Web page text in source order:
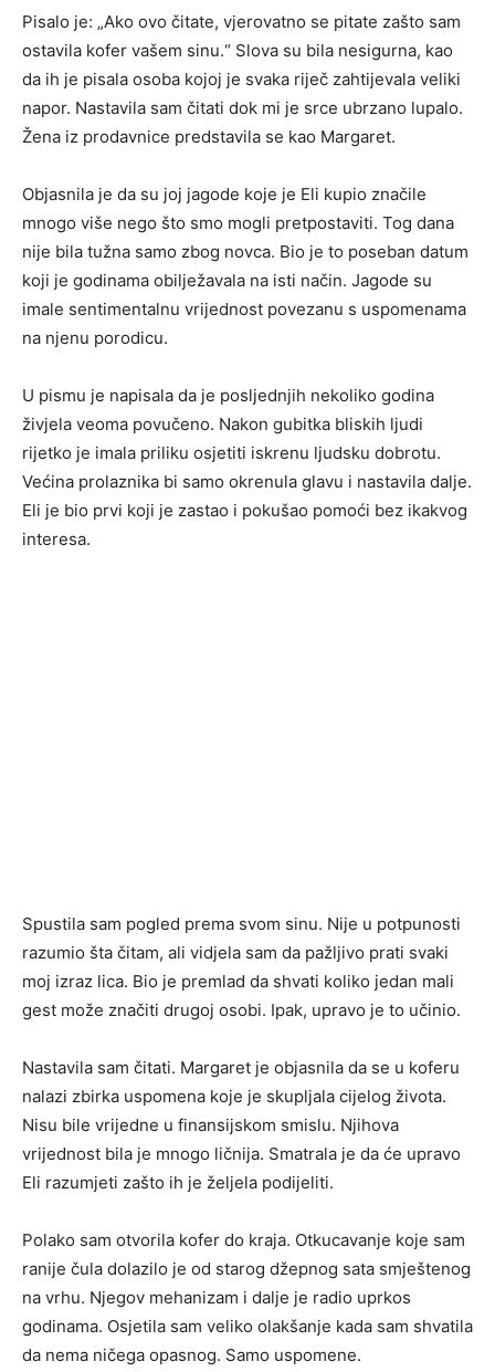
Pisalo je: „Ako ovo čitate, vjerovatno se pitate zašto sam
ostavila kofer vašem sinu.“ Slova su bila nesigurna, kao
da ih je pisala osoba kojoj je svaka riječ zahtijevala veliki
napor. Nastavila sam čitati dok mi je srce ubrzano lupalo.
Žena iz prodavnice predstavila se kao Margaret.
Objasnila je da su joj jagode koje je Eli kupio značile
mnogo više nego što smo mogli pretpostaviti. Tog dana
nije bila tužna samo zbog novca. Bio je to poseban datum
koji je godinama obilježavala na isti način. Jagode su
imale sentimentalnu vrijednost povezanu s uspomenama
na njenu porodicu.
U pismu je napisala da je posljednjih nekoliko godina
živjela veoma povučeno. Nakon gubitka bliskih ljudi
rijetko je imala priliku osjetiti iskrenu ljudsku dobrotu.
Većina prolaznika bi samo okrenula glavu i nastavila dalje.
Eli je bio prvi koji je zastao i pokušao pomoći bez ikakvog
interesa.
Spustila sam pogled prema svom sinu. Nije u potpunosti
razumio šta čitam, ali vidjela sam da pažljivo prati svaki
moj izraz lica. Bio je premlad da shvati koliko jedan mali
gest može značiti drugoj osobi. Ipak, upravo je to učinio.
Nastavila sam čitati. Margaret je objasnila da se u koferu
nalazi zbirka uspomena koje je skupljala cijelog života.
Nisu bile vrijedne u finansijskom smislu. Njihova
vrijednost bila je mnogo ličnija. Smatrala je da će upravo
Eli razumjeti zašto ih je željela podijeliti.
Polako sam otvorila kofer do kraja. Otkucavanje koje sam
ranije čula dolazilo je od starog džepnog sata smještenog
na vrhu. Njegov mehanizam i dalje je radio uprkos
godinama. Osjetila sam veliko olakšanje kada sam shvatila
da nema ničega opasnog. Samo uspomene.